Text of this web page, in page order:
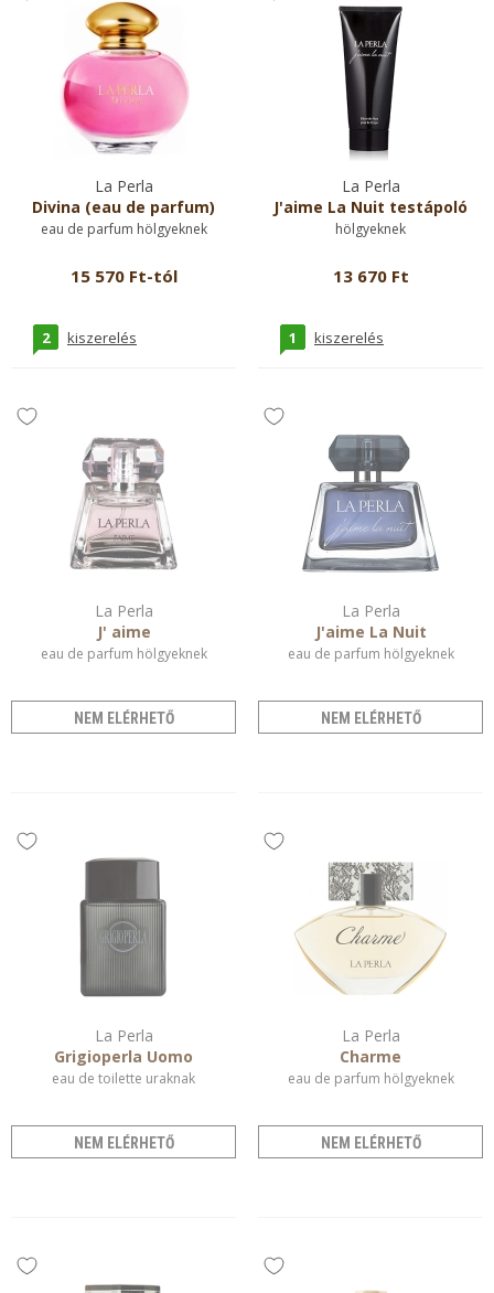
La Perla
Divina (eau de parfum)
eau de parfum hölgyeknek
15 570 Ft-tól
2 kiszerelés
La Perla
J'aime La Nuit testápoló
hölgyeknek
13 670 Ft
1 kiszerelés
La Perla
J' aime
eau de parfum hölgyeknek
NEM ELÉRHETŐ
La Perla
J'aime La Nuit
eau de parfum hölgyeknek
NEM ELÉRHETŐ
La Perla
Grigioperla Uomo
eau de toilette uraknak
NEM ELÉRHETŐ
La Perla
Charme
eau de parfum hölgyeknek
NEM ELÉRHETŐ